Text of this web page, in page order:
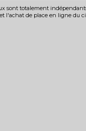
sont totalement
et l'achat de place en ligne du